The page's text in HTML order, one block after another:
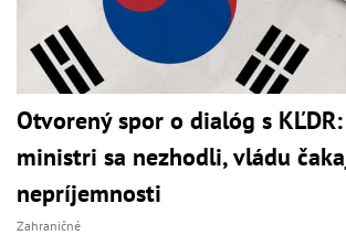
Otvorený spor o dialóg s
ministri sa nezhodli, vládu
nepríjemnosti
Zahraničné